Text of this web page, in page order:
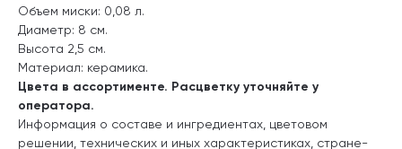
Объем миски: 0,08 л.
Диаметр: 8 см.
Высота 2,5 см.
Материал: керамика.
Цвета в ассортименте. Расцветку уточняйте у
оператора.
Информация о составе и ингредиентах, цветовом
решении, технических и иных характеристиках, стране-